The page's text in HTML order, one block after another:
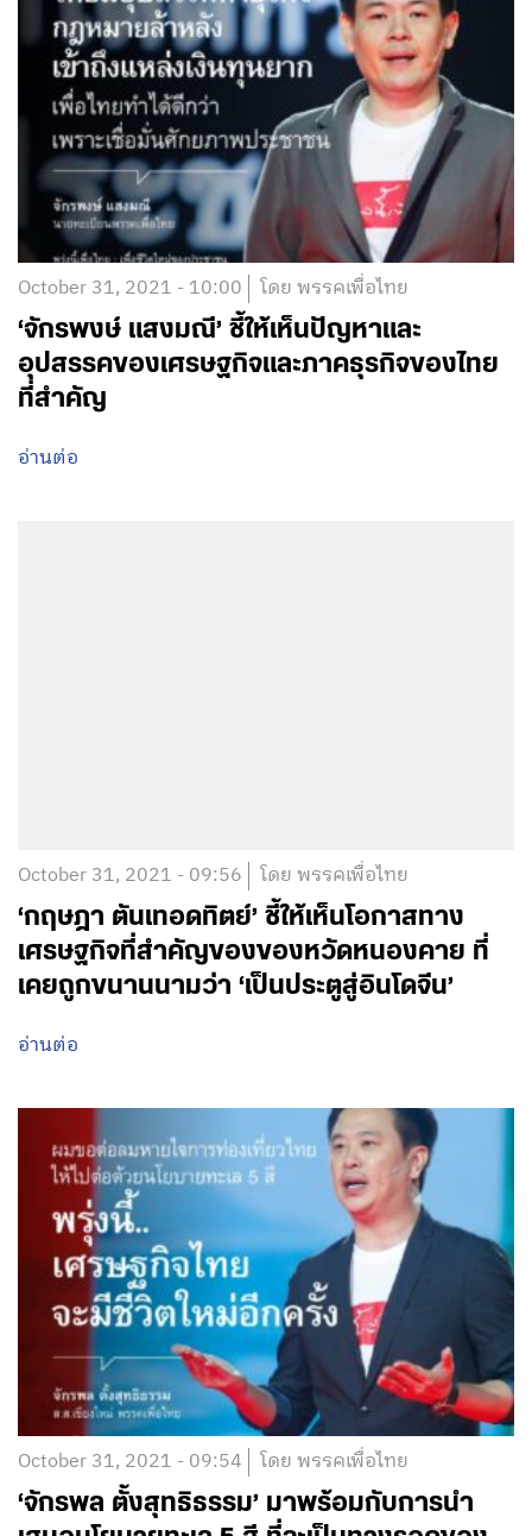
October 31, 2021 - 10:00 โดย พรรคเพื่อไทย
‘จักรพงษ์ แสงมณี’ ชี้ให้เห็นปัญหาและ
อุปสรรคของเศรษฐกิจและภาคธุรกิจของไทย
ที่สำคัญ
อ่านต่อ
October 31, 2021 - 09:56 โดย พรรคเพื่อไทย
‘กฤษฎา ตันเทอดทิตย์’ ชี้ให้เห็นโอกาสทาง
เศรษฐกิจที่สำคัญของของหวัดหนองคาย ที่
เคยถูกขนานนามว่า ‘เป็นประตูสู่อินโดจีน’
อ่านต่อ
October 31, 2021 - 09:54 โดย พรรคเพื่อไทย
‘จักรพล ตั้งสุทธิธรรม’ มาพร้อมกับการนำ